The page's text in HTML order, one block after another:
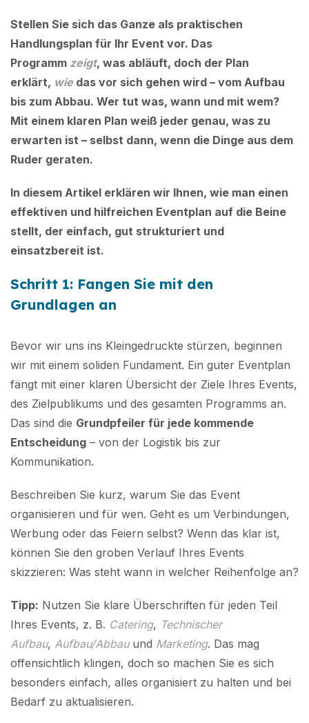
Stellen Sie sich das Ganze als praktischen
Handlungsplan für Ihr Event vor. Das
Programm zeigt, was abläuft, doch der Plan
erklärt, wie das vor sich gehen wird – vom Aufbau
bis zum Abbau. Wer tut was, wann und mit wem?
Mit einem klaren Plan weiß jeder genau, was zu
erwarten ist – selbst dann, wenn die Dinge aus dem
Ruder geraten.
In diesem Artikel erklären wir Ihnen, wie man einen
effektiven und hilfreichen Eventplan auf die Beine
stellt, der einfach, gut strukturiert und
einsatzbereit ist.
Schritt 1: Fangen Sie mit den
Grundlagen an
Bevor wir uns ins Kleingedruckte stürzen, beginnen
wir mit einem soliden Fundament. Ein guter Eventplan
fängt mit einer klaren Übersicht der Ziele Ihres Events,
des Zielpublikums und des gesamten Programms an.
Das sind die Grundpfeiler für jede kommende
Entscheidung – von der Logistik bis zur
Kommunikation.
Beschreiben Sie kurz, warum Sie das Event
organisieren und für wen. Geht es um Verbindungen,
Werbung oder das Feiern selbst? Wenn das klar ist,
können Sie den groben Verlauf Ihres Events
skizzieren: Was steht wann in welcher Reihenfolge an?
Tipp: Nutzen Sie klare Überschriften für jeden Teil
Ihres Events, z. B. Catering, Technischer
Aufbau, Aufbau/Abbauund Marketing. Das mag
offensichtlich klingen, doch so machen Sie es sich
besonders einfach, alles organisiert zu halten und bei
Bedarf zu aktualisieren.